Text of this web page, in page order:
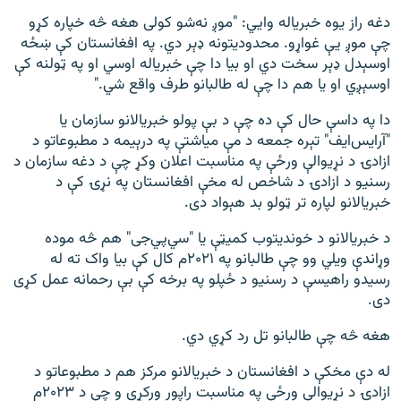
دغه راز یوه خبریاله وايي: "موږ نه‌شو کولی هغه څه خپاره کړو
چې موږ یې غواړو. محدودیتونه ډېر دي. په افغانستان کې ښځه
اوسېدل ډېر سخت دي او بیا دا چې خبریاله اوسي او په ټولنه کې
اوسېږي او یا هم دا چې له طالبانو طرف واقع شي."
دا په داسې حال کې ده چې د بې پولو خبریالانو سازمان یا
"آر‌ایس‌ایف" تېره جمعه د مې میاشتې په درېیمه د مطبوعاتو د
ازادۍ د نړیوالې ورځې په مناسبت اعلان وکړ چې د دغه سازمان د
رسنیو د ازادۍ د شاخص له مخې افغانستان په نړۍ کې د
خبریالانو لپاره تر ټولو بد هېواد دی.
د خبریالانو د خوندیتوب کميټې یا "سي‌پي‌جی" هم څه موده
وړاندې ویلي وو چې طالبانو په ۲۰۲۱م کال کې بیا واک ته له
رسیدو راهیسې د رسنیو د ځپلو په برخه کې بې رحمانه عمل کړی
دی.
هغه څه چې طالبانو تل رد کړي دي.
له دې مخکې د افغانستان د خبریالانو مرکز هم د مطبوعاتو د
ازادۍ د نړیوالې ورځې په مناسبت راپور ورکړی و چې د ۲۰۲۳م